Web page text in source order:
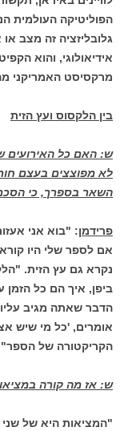
הפוליטיקה העולמית
גלובליזציה זה מצב או
אידיאולוגי, והוא
מרקסיסט האמריקני
בין הלקסוס ועץ הזית
ש: האם כל האירועים
לא מפוצצים בעצם
השאר בספרך, כי
פרידמן: "בוא אני
אם לספר שלי היו
נקרא גם עץ הזית.
ביפן, איך הם כל הזמן
הדבר שאתה מגיב
אומרים, 'כל מי שיש
הקריקטורה של
ש: אז מה קורה
"המציאות היא של